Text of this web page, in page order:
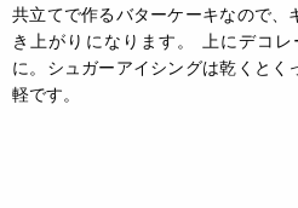
共立てで作るバターケーキなので
き上がりになります。 上にデコ
に。シュガーアイシングは乾くと
軽です。